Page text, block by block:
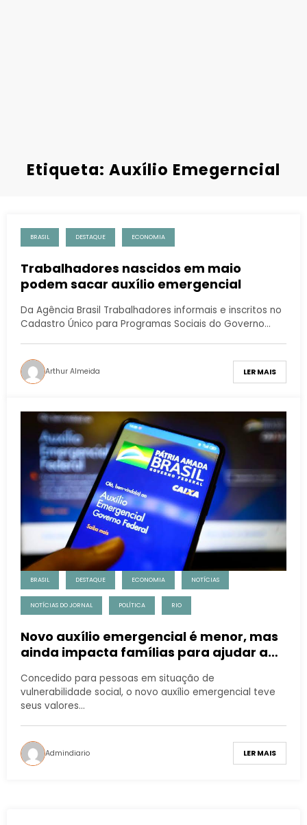
Etiqueta: Auxílio Emegerncial
BRASIL DESTAQUE ECONOMIA
Trabalhadores nascidos em maio
podem sacar auxílio emergencial
Da Agência Brasil Trabalhadores informais e inscritos no
Cadastro Único para Programas Sociais do Governo…
Arthur Almeida LER MAIS
BRASIL DESTAQUE ECONOMIA NOTÍCIAS
NOTÍCIAS DO JORNAL POLÍTICA RIO
Novo auxílio emergencial é menor, mas
ainda impacta famílias para ajudar a
Concedido para pessoas em situação de
vulnerabilidade social, o novo auxílio emergencial teve
seus valores…
Admindiario LER MAIS